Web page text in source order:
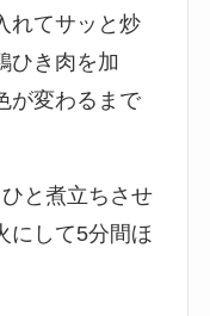
れてサッと炒
ひき肉を加
が変わるまで
と煮立ちさせ
にして5分間ほ